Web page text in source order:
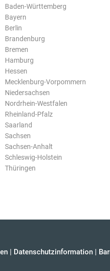
Baden-Württemberg
Bayern
Berlin
Brandenburg
Bremen
Hamburg
Hessen
Mecklenburg-Vorpommern
Niedersachsen
Nordrhein-Westfalen
Rheinland-Pfalz
Saarland
Sachsen
Sachsen-Anhalt
Schleswig-Holstein
Thüringen
| Datenschutzinformation |